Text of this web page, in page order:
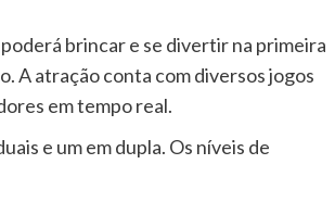
brincar e se divertir na primeira
A atração conta com diversos jogos
em tempo real.
e um em dupla. Os níveis de